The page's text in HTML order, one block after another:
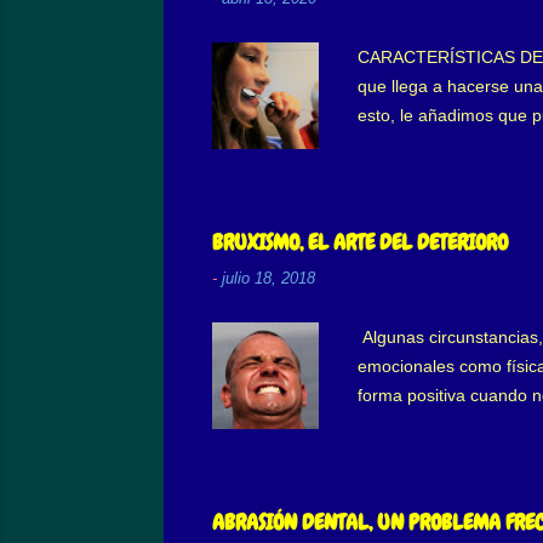
CARACTERÍSTICAS
que llega a hacerse
esto, le añadimos que
de cepillo uso?
parte principal de
BRUXISMO, EL ARTE DEL DETERIORO
- julio 18, 2018
Algunas
emocionales como
forma positiva cuando
mientras que el
hace que la persona
ABRASIÓN DENTAL, UN PROBLEMA